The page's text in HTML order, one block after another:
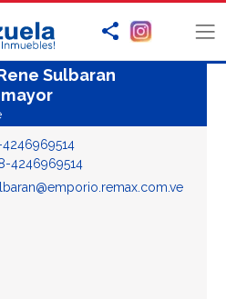
Sulbaran
4246969514
4246969514